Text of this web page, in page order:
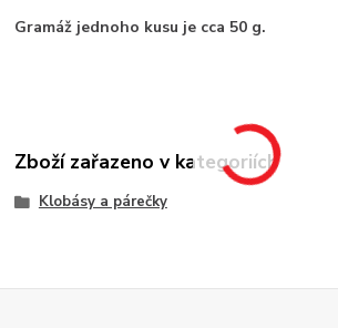
Gramáž jednoho kusu je cca 50 g.
Zboží zařazeno v kategoriích
Klobásy a párečky